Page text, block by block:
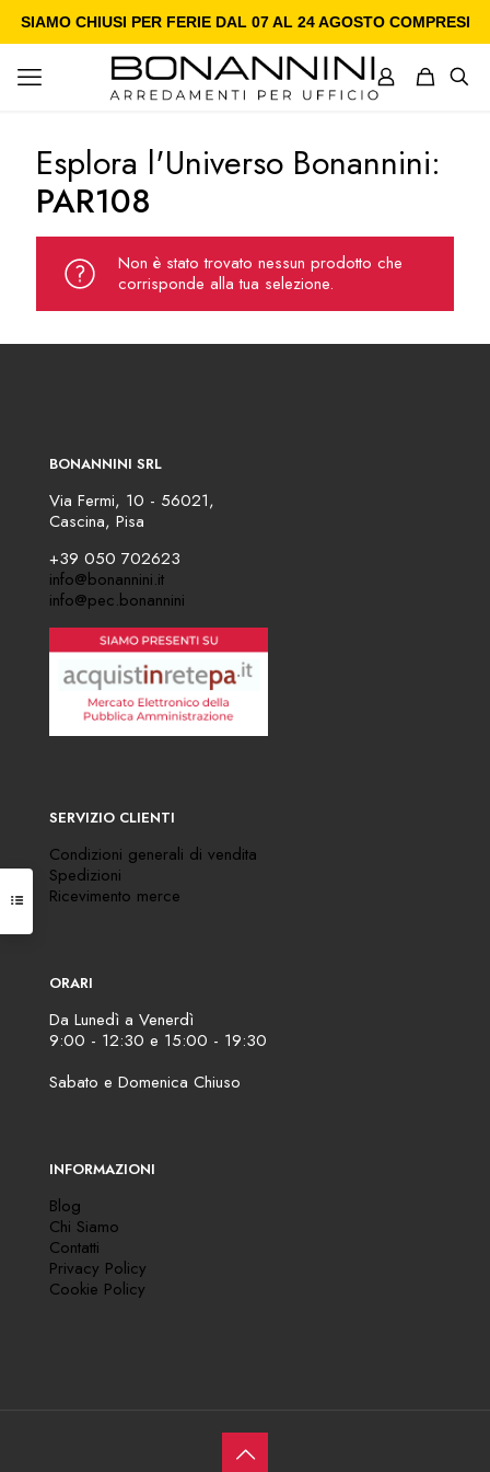
SIAMO CHIUSI PER FERIE DAL 07 AL 24 AGOSTO COMPRESI
Esplora l'Universo Bonannini:
PAR108
Non è stato trovato nessun prodotto che
corrisponde alla tua selezione.
BONANNINI SRL
Via Fermi, 10 - 56021,
Cascina, Pisa
+39 050 702623
info@bonannini.it
info@pec.bonannini
SERVIZIO CLIENTI
Condizioni generali di vendita
Spedizioni
Ricevimento merce
ORARI
Da Lunedì a Venerdì
9:00 - 12:30 e 15:00 - 19:30
Sabato e Domenica Chiuso
INFORMAZIONI
Blog
Chi Siamo
Contatti
Privacy Policy
Cookie Policy